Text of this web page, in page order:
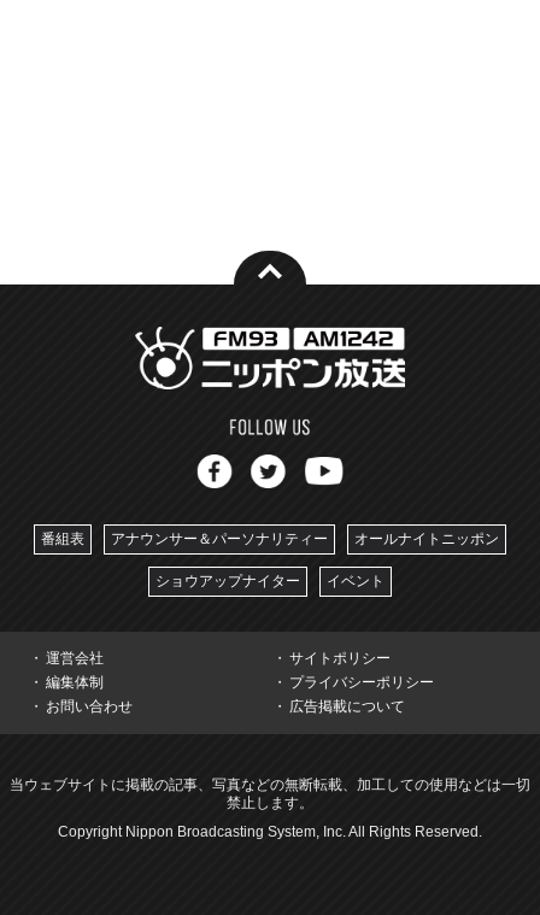
番組表 アナウンサー＆パーソナリティー オールナイトニッポン
ショウアップナイター イベント
運営会社
サイトポリシー
編集体制
プライバシーポリシー
お問い合わせ
広告掲載について
当ウェブサイトに掲載の記事、写真などの無断転載、加工しての使用などは一切
禁止します。
Copyright Nippon Broadcasting System, Inc. All Rights Reserved.